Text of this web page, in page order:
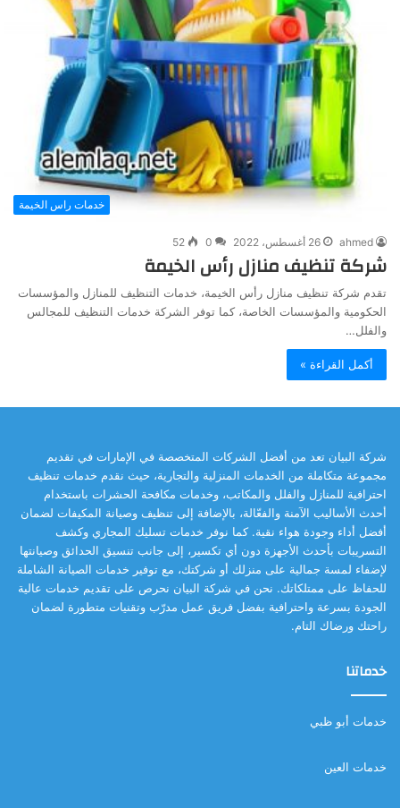
خدمات راس الخيمة
ahmed 26 أغسطس، 2022 0
52
شركة تنظيف منازل رأس الخيمة
تقدم شركة تنظيف منازل رأس الخيمة، خدمات التنظيف للمنازل والمؤسسات
الحكومية والمؤسسات الخاصة، كما توفر الشركة خدمات التنظيف للمجالس
والفلل…
أكمل القراءة »
شركة البيان تعد من أفضل الشركات المتخصصة في الإمارات في تقديم
مجموعة متكاملة من الخدمات المنزلية والتجارية، حيث نقدم خدمات تنظيف
احترافية للمنازل والفلل والمكاتب، وخدمات مكافحة الحشرات باستخدام
أحدث الأساليب الآمنة والفعّالة، بالإضافة إلى تنظيف وصيانة المكيفات لضمان
أفضل أداء وجودة هواء نقية. كما نوفر خدمات تسليك المجاري وكشف
التسريبات بأحدث الأجهزة دون أي تكسير، إلى جانب تنسيق الحدائق وصيانتها
لإضفاء لمسة جمالية على منزلك أو شركتك، مع توفير خدمات الصيانة الشاملة
للحفاظ على ممتلكاتك. نحن في شركة البيان نحرص على تقديم خدمات عالية
الجودة بسرعة واحترافية بفضل فريق عمل مدرّب وتقنيات متطورة لضمان
راحتك ورضاك التام.
خدماتنا
خدمات أبو ظبي
خدمات العين